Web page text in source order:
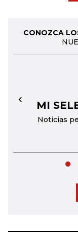
CONOZCA
MI
Noticias
←